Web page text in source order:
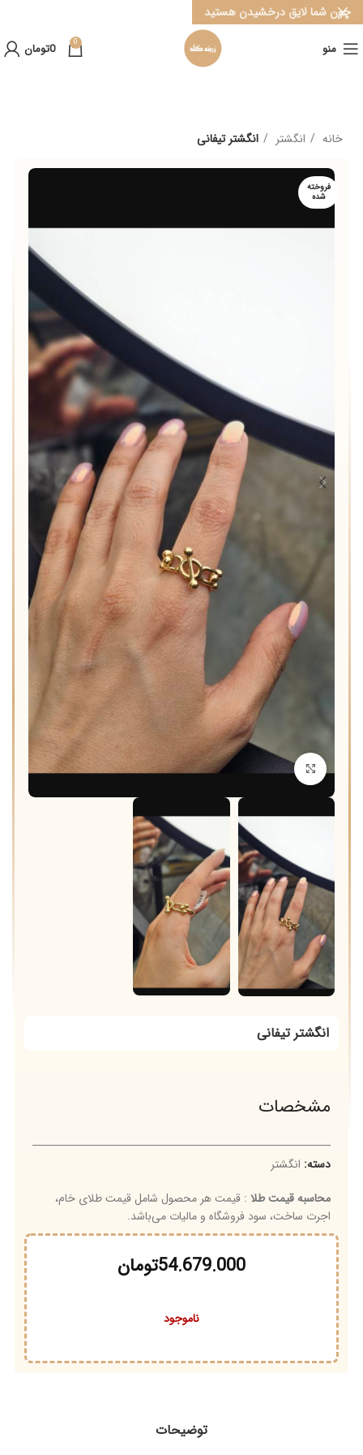
منو 0
0تومان
خانه انگشتر انگشتر تیفانی
فروخته
شده
برای بزرگنمایی کلیک کنید
انگشتر تیفانی
مشخصات
دسته: انگشتر
محاسبه قیمت طلا : قیمت هر محصول شامل قیمت طلای خام،
اجرت ساخت، سود فروشگاه و مالیات می‌باشد.
54.679.000تومان
ناموجود
توضیحات
چون شما لایق درخشیدن هستید